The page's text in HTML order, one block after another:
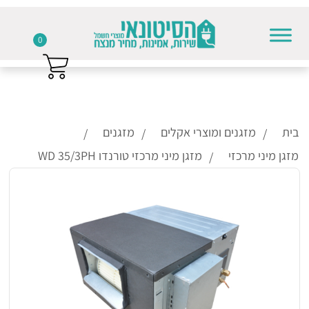
בית מזגנים ומוצרי אקלים
מזגנים
מזגן מיני מרכזי
מזגן מיני מרכזי טורנדו WD 35/3PH
0